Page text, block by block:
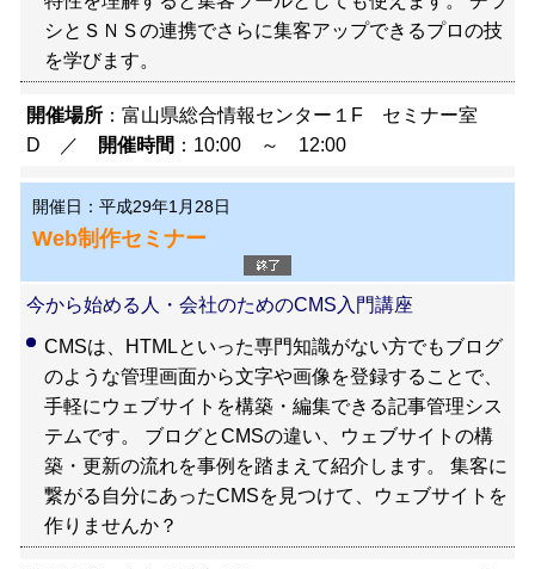
シとＳＮＳの連携でさらに集客アップできるプロの技
を学びます。
開催場所 ：富山県総合情報センター１F セミナー室
D ／
開催時間 ：10:00 ～ 12:00
開催日：平成29年1月28日
Web制作セミナー
今から始める人・会社のためのCMS入門講座
CMSは、HTMLといった専門知識がない方でもブログ
のような管理画面から文字や画像を登録することで、
手軽にウェブサイトを構築・編集できる記事管理シス
テムです。 ブログとCMSの違い、ウェブサイトの構
築・更新の流れを事例を踏まえて紹介します。 集客に
繋がる自分にあったCMSを見つけて、ウェブサイトを
作りませんか？